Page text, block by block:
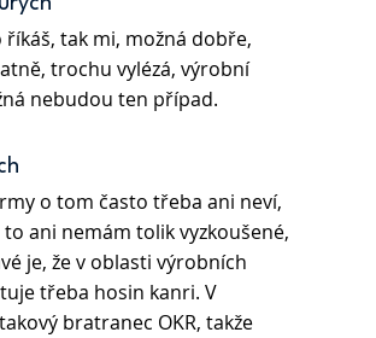
říkáš, tak mi, možná dobře,
trochu vylézá, výrobní
nebudou ten případ.
o tom často třeba ani neví,
ani nemám tolik vyzkoušené,
je, že v oblasti výrobních
třeba hosin kanri. V
bratranec OKR, takže